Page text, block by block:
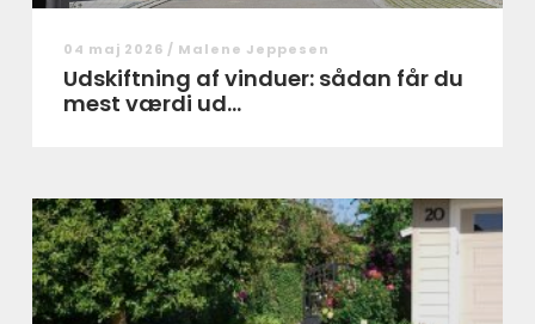
04 maj 2026 / Malene Jeppesen
Udskiftning af vinduer: sådan får du
mest værdi ud...